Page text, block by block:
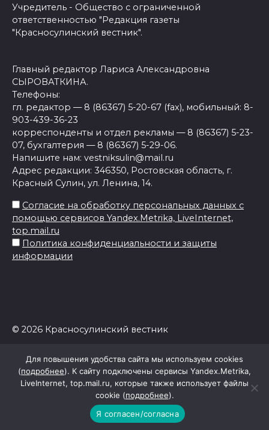
Учредитель - Общество с ограниченной
ответственностью "Редакция газеты
"Красносулинский вестник".
Главный редактор Лариса Александровна
СЫРОВАТКИНА.
Телефоны:
гл. редактор — 8 (86367) 5-20-67 (fax), мобильный: 8-
903-439-36-23
корреспонденты и отдел рекламы — 8 (86367) 5-23-
07, бухгалтерия — 8 (86367) 5-29-06.
Напишите нам: vestniksulin@mail.ru
Адрес редакции: 346350, Ростовская область, г.
Красный Сулин, ул. Ленина, 14.
Согласие на обработку персональных данных с
помощью сервисов Yandex.Metrika, LiveInternet,
top.mail.ru
Политика конфиденциальности и защиты
информации
© 2026 Красносулинский вестник
Для повышения удобства сайта мы используем cookies
(подробнее). К сайту подключены сервисы Yandex.Metrika,
LiveInternet, top.mail.ru, которые также использует файлы
cookie (подробнее).
Я согласен/согласна